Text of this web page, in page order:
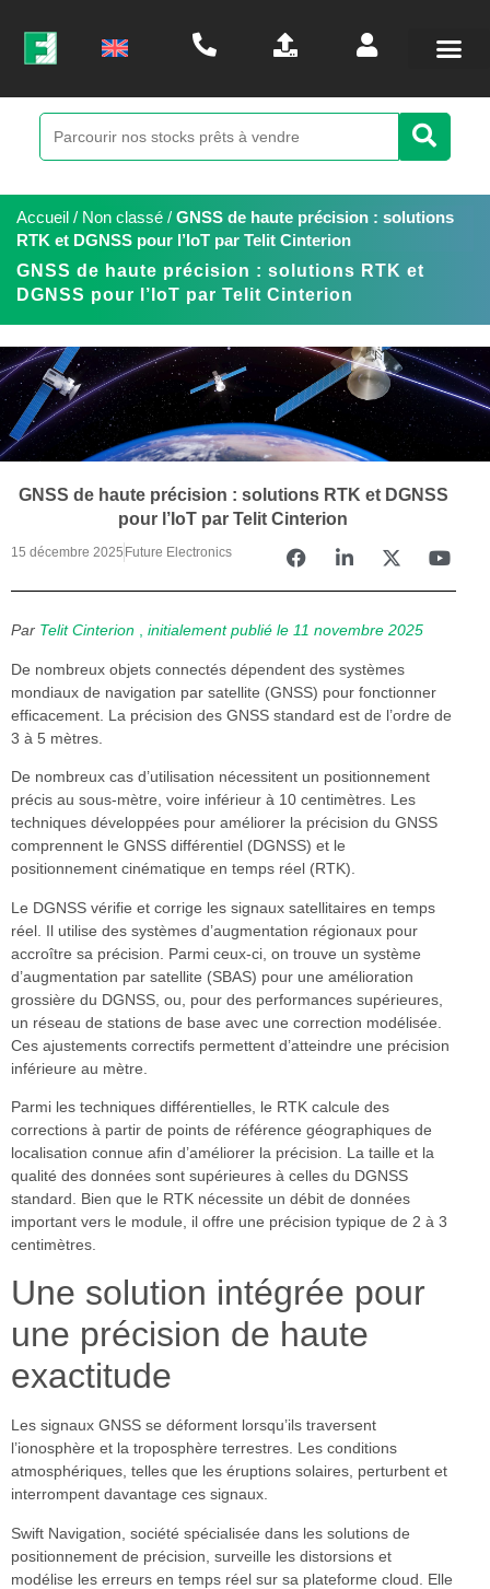
Accueil / Non classé / GNSS de haute précision : solutions
RTK et DGNSS pour l’IoT par Telit Cinterion
GNSS de haute précision : solutions RTK et
DGNSS pour l’IoT par Telit Cinterion
GNSS de haute précision : solutions RTK et DGNSS
pour l’IoT par Telit Cinterion
15 décembre 2025 Future Electronics
Par Telit Cinterion , initialement publié le 11 novembre 2025
De nombreux objets connectés dépendent des systèmes
mondiaux de navigation par satellite (GNSS) pour fonctionner
efficacement. La précision des GNSS standard est de l’ordre de
3 à 5 mètres.
De nombreux cas d’utilisation nécessitent un positionnement
précis au sous-mètre, voire inférieur à 10 centimètres. Les
techniques développées pour améliorer la précision du GNSS
comprennent le GNSS différentiel (DGNSS) et le
positionnement cinématique en temps réel (RTK).
Le DGNSS vérifie et corrige les signaux satellitaires en temps
réel. Il utilise des systèmes d’augmentation régionaux pour
accroître sa précision. Parmi ceux-ci, on trouve un système
d’augmentation par satellite (SBAS) pour une amélioration
grossière du DGNSS, ou, pour des performances supérieures,
un réseau de stations de base avec une correction modélisée.
Ces ajustements correctifs permettent d’atteindre une précision
inférieure au mètre.
Parmi les techniques différentielles, le RTK calcule des
corrections à partir de points de référence géographiques de
localisation connue afin d’améliorer la précision. La taille et la
qualité des données sont supérieures à celles du DGNSS
standard. Bien que le RTK nécessite un débit de données
important vers le module, il offre une précision typique de 2 à 3
centimètres.
Une solution intégrée pour
une précision de haute
exactitude
Les signaux GNSS se déforment lorsqu’ils traversent
l’ionosphère et la troposphère terrestres. Les conditions
atmosphériques, telles que les éruptions solaires, perturbent et
interrompent davantage ces signaux.
Swift Navigation, société spécialisée dans les solutions de
positionnement de précision, surveille les distorsions et
modélise les erreurs en temps réel sur sa plateforme cloud. Elle